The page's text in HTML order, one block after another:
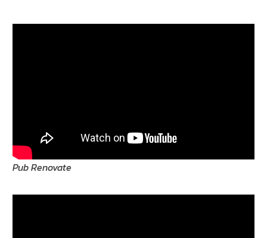
Pub Renovate